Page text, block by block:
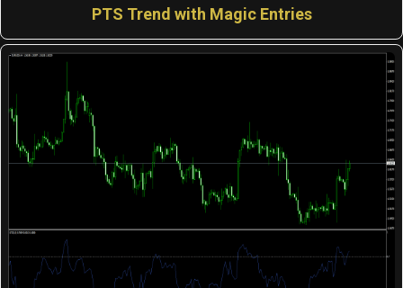
PTS Trend with Magic Entries